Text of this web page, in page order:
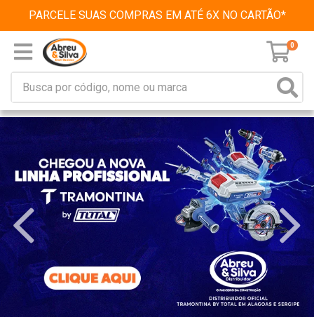
PARCELE SUAS COMPRAS EM ATÉ 6X NO CARTÃO*
0